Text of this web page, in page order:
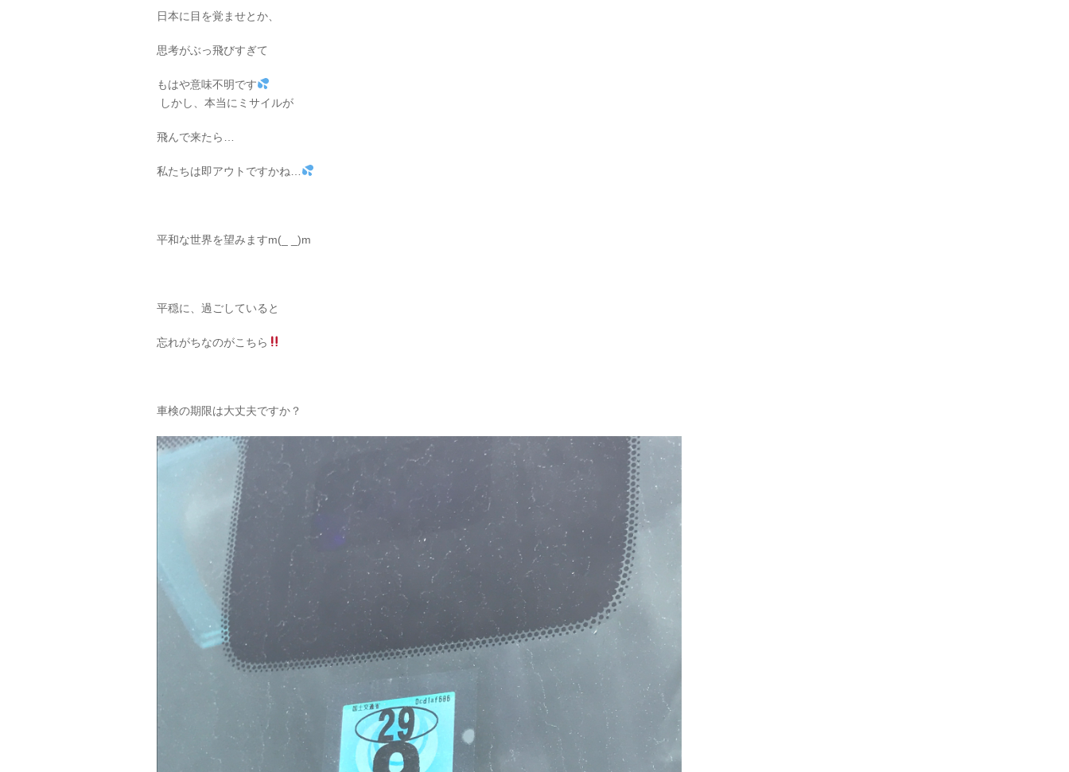
日本に目を覚ませとか、
思考がぶっ飛びすぎて
もはや意味不明です
しかし、本当にミサイルが
飛んで来たら…
私たちは即アウトですかね…
平和な世界を望みますm(_ _)m
平穏に、過ごしていると
忘れがちなのがこちら
車検の期限は大丈夫ですか？